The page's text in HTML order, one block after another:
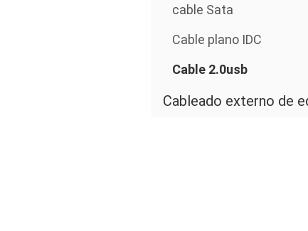
cable Sata
Cable plano IDC
Cable 2.0usb
Cableado externo de